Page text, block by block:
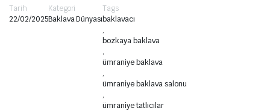
Tarih
22/02/2025
Kategori
Baklava Dünyası
Tags
baklavacı
,
bozkaya baklava
,
ümraniye baklava
,
ümraniye baklava salonu
,
ümraniye tatlıcılar